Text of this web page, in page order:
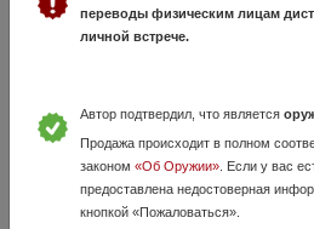
12 500 руб.
Смотрите видеообзор на нашем канале
переводы физическим лицам
личной встрече.
Автор подтвердил, что является
Продажа происходит в полном
законом «Об Оружии». Если у вас
предоставлена недостоверная
кнопкой «Пожаловаться».